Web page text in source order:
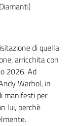
di quella
arricchita con
2026. Ad
Warhol, in
manifesti per
lui, perchè